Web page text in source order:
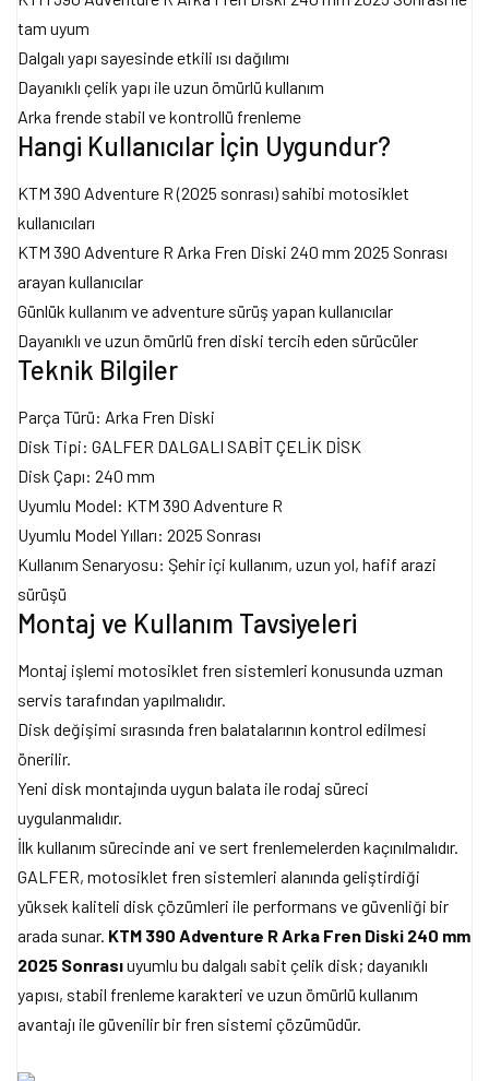
tam uyum
Dalgalı yapı sayesinde etkili ısı dağılımı
Dayanıklı çelik yapı ile uzun ömürlü kullanım
Arka frende stabil ve kontrollü frenleme
Hangi Kullanıcılar İçin Uygundur?
KTM 390 Adventure R (2025 sonrası) sahibi motosiklet
kullanıcıları
KTM 390 Adventure R Arka Fren Diski 240 mm 2025 Sonrası
arayan kullanıcılar
Günlük kullanım ve adventure sürüş yapan kullanıcılar
Dayanıklı ve uzun ömürlü fren diski tercih eden sürücüler
Teknik Bilgiler
Parça Türü: Arka Fren Diski
Disk Tipi: GALFER DALGALI SABİT ÇELİK DİSK
Disk Çapı: 240 mm
Uyumlu Model: KTM 390 Adventure R
Uyumlu Model Yılları: 2025 Sonrası
Kullanım Senaryosu: Şehir içi kullanım, uzun yol, hafif arazi
sürüşü
Montaj ve Kullanım Tavsiyeleri
Montaj işlemi motosiklet fren sistemleri konusunda uzman
servis tarafından yapılmalıdır.
Disk değişimi sırasında fren balatalarının kontrol edilmesi
önerilir.
Yeni disk montajında uygun balata ile rodaj süreci
uygulanmalıdır.
İlk kullanım sürecinde ani ve sert frenlemelerden kaçınılmalıdır.
GALFER, motosiklet fren sistemleri alanında geliştirdiği
yüksek kaliteli disk çözümleri ile performans ve güvenliği bir
arada sunar. KTM 390 Adventure R Arka Fren Diski 240 mm
2025 Sonrasıuyumlu bu dalgalı sabit çelik disk; dayanıklı
yapısı, stabil frenleme karakteri ve uzun ömürlü kullanım
avantajı ile güvenilir bir fren sistemi çözümüdür.